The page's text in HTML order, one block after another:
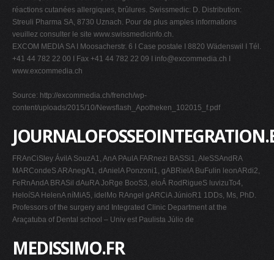
réactions cutanées allergiques, brûlures. Swissmedic: D. Distribution:
Streuli Pharma SA, 8730 Uznach. Pour de plus amples informations
veuillez consulter le site www.swissmedicinfo.ch.
EXCOM MEDIA SA I Moosacherstr. 6 I Case postale I 8820 Wädenswil I Tél.
+41 44 782 22 00 I Fax +41 44 782 22 09 I info@excommedia.ch I
www.excommedia.ch
Source: http://excommedia.ch/french/wp-
content/uploads/2015/10/Newsflash_Apotheken_102015_f.pdf
FRAnCiSley ÁvilA SouzA1, AnA PAulA FARnezi BASSi1, AleSSAndRA
MARCondeS ARAnegA1, dAnielA Ponzoni1, gABRielA BuFulin leonARdi2,
FeRnAndA BRASil dAuRA JoRge BooS3, eloÁ RodRigueS luvizuTo4,
HeloíSA HelenA níMiA5, idelMo RAngel gARCiA JúnioR1 1DDs, Ms, PhD.
Professors of the surgery and Integrated Clinic Department at the
Araçatuba of Dental school – Univ est Paulista Júlio de
MEDISSIMO.FR